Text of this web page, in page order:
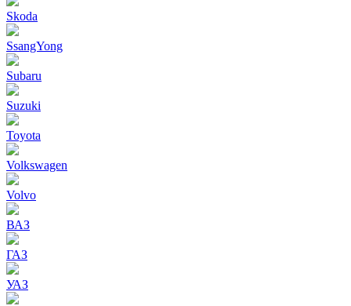
Skoda
SsangYong
Subaru
Suzuki
Toyota
Volkswagen
Volvo
ВАЗ
ГАЗ
УАЗ